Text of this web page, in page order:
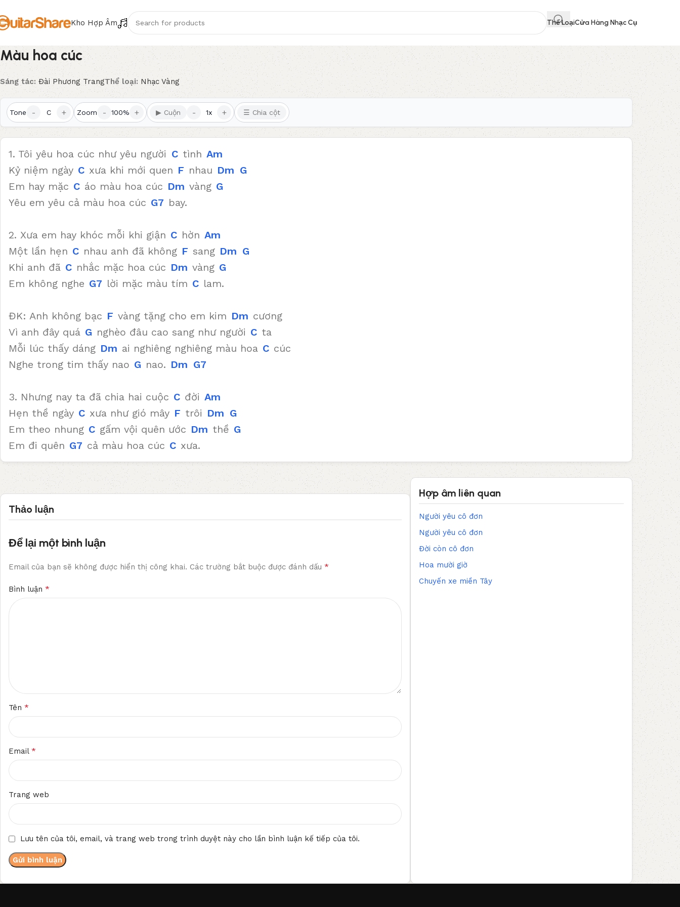
Kho Hợp Âm Thể LoạiCửa Hàng Nhạc Cụ
Màu hoa cúc
Sáng tác: Đài Phương TrangThể loại: Nhạc Vàng
Tone - C + Zoom - 100% + ▶ Cuộn - 1x + ☰ Chia cột
1. Tôi yêu hoa cúc như yêu người C tình Am
Kỷ niệm ngày C xưa khi mới quen F nhau Dm G
Em hay mặc C áo màu hoa cúc Dm vàng G
Yêu em yêu cả màu hoa cúc G7 bay.
2. Xưa em hay khóc mỗi khi giận C hờn Am
Một lần hẹn C nhau anh đã không F sang Dm G
Khi anh đã C nhắc mặc hoa cúc Dm vàng G
Em không nghe G7 lời mặc màu tím C lam.
ĐK: Anh không bạc F vàng tặng cho em kim Dm cương
Vì anh đây quá G nghèo đâu cao sang như người C ta
Mỗi lúc thấy dáng Dm ai nghiêng nghiêng màu hoa C cúc
Nghe trong tim thấy nao G nao. Dm G7
3. Nhưng nay ta đã chia hai cuộc C đời Am
Hẹn thề ngày C xưa như gió mây F trôi Dm G
Em theo nhung C gấm vội quên ước Dm thề G
Em đi quên G7 cả màu hoa cúc C xưa.
Thảo luận
Để lại một bình luận
Email của bạn sẽ không được hiển thị công khai. Các trường bắt buộc được đánh dấu *
Bình luận *
Tên *
Email *
Trang web
Lưu tên của tôi, email, và trang web trong trình duyệt này cho lần bình luận kế tiếp của tôi.
Hợp âm liên quan
Người yêu cô đơn
Người yêu cô đơn
Đời còn cô đơn
Hoa mười giờ
Chuyến xe miền Tây